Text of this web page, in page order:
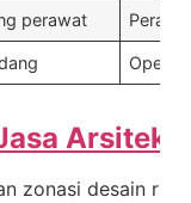
perawat
Arsitek
zonasi desain